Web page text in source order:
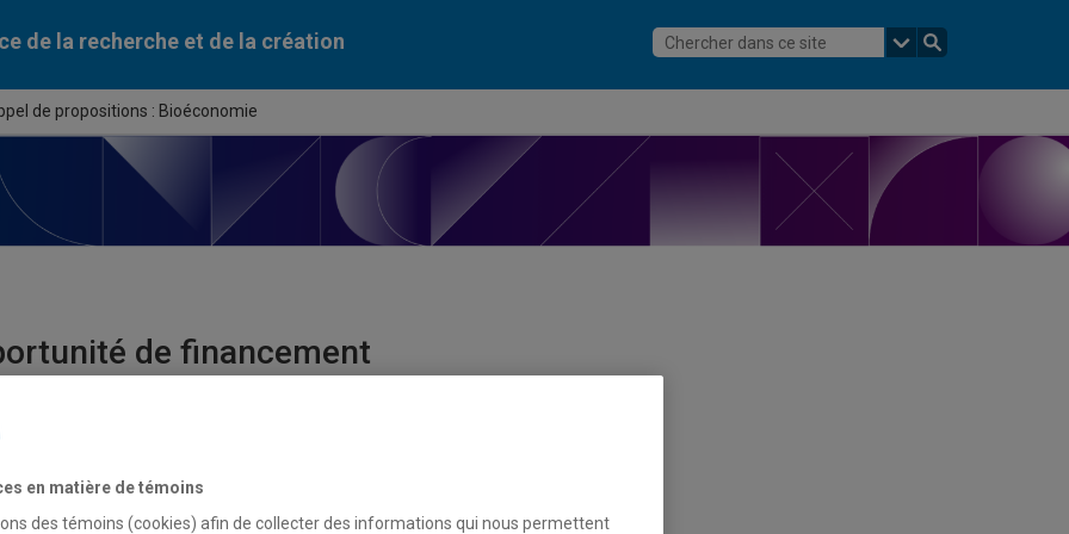
de la recherche et de la création
de propositions : Bioéconomie
de financement
programme
propositions : Bioéconomie
en matière de témoins
des témoins (cookies) afin de collecter des informations qui nous permettent